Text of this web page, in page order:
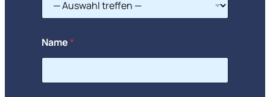
Name*